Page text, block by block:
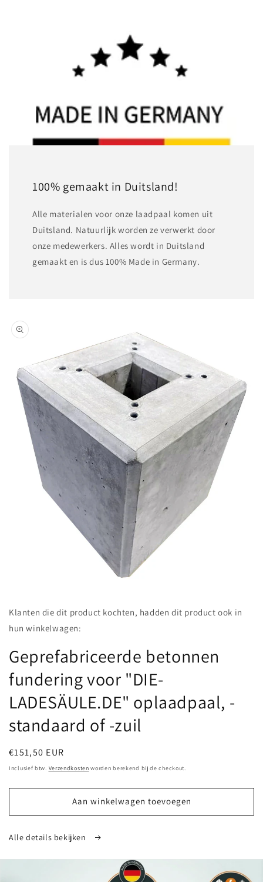
100% gemaakt in Duitsland!
Alle materialen voor onze laadpaal komen uit
Duitsland. Natuurlijk worden ze verwerkt door
onze medewerkers. Alles wordt in Duitsland
gemaakt en is dus 100% Made in Germany.
Ga direct naar
productinformatie
openen
modaal
Klanten die dit product kochten, hadden dit product ook in
hun winkelwagen:
Geprefabriceerde betonnen
fundering voor "DIE-
LADESÄULE.DE" oplaadpaal, -
standaard of -zuil
Normale
prijs
€151,50 EUR
Inclusief btw. Verzendkosten worden berekend bij de checkout.
Aan winkelwagen toevoegen
Alle details bekijken